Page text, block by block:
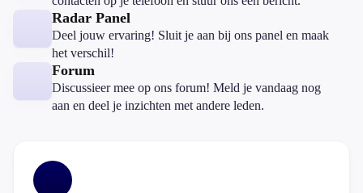
Radar Panel
Deel jouw ervaring! Sluit je aan bij ons panel en maak
het verschil!
Forum
Discussieer mee op ons forum! Meld je vandaag nog
aan en deel je inzichten met andere leden.